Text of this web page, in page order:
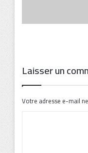
Laisser un
Votre adresse e-mail